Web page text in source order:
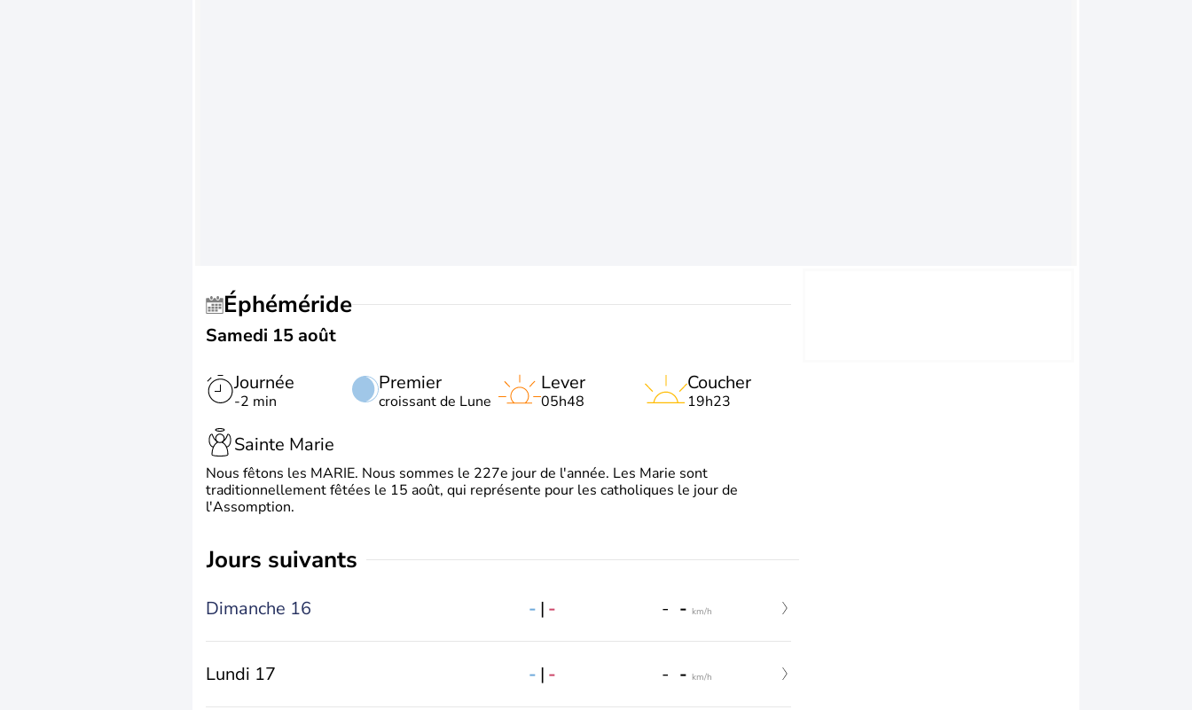
Éphéméride
Samedi 15 août
Journée
-2 min
Premier
croissant de Lune
Lever
05h48
Coucher
19h23
Sainte Marie
Nous fêtons les MARIE. Nous sommes le 227e jour de l'année. Les Marie sont
traditionnellement fêtées le 15 août, qui représente pour les catholiques le jour de
l'Assomption.
jours suivants
Dimanche 16 - | - - - km/h
Lundi 17 - | - - - km/h